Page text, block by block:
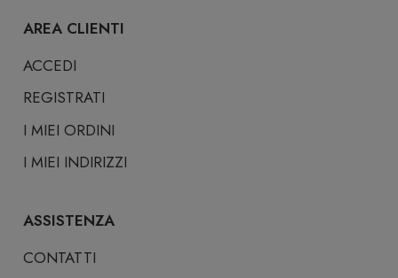
AREA CLIENTI
ACCEDI
REGISTRATI
I MIEI ORDINI
I MIEI INDIRIZZI
ASSISTENZA
CONTATTI